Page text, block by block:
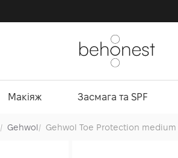
Макіяж Засмага та SPF
/ Gehwol/ Gehwol Toe Protection medium